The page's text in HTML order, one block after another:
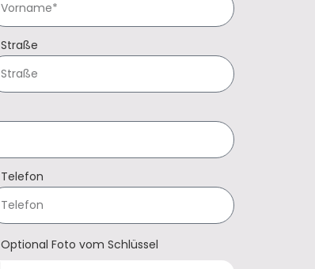
Straße
Telefon
Optional Foto vom Schlüssel